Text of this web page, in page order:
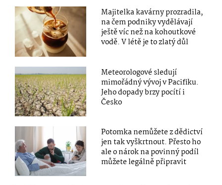
Majitelka kavárny prozradila,
na čem podniky vydělávají
ještě víc než na kohoutkové
vodě. V létě je to zlatý důl
Meteorologové sledují
mimořádný vývoj v Pacifiku.
Jeho dopady brzy pocítí i
Česko
Potomka nemůžete z dědictví
jen tak vyškrtnout. Přesto ho
ale o nárok na povinný podíl
můžete legálně připravit